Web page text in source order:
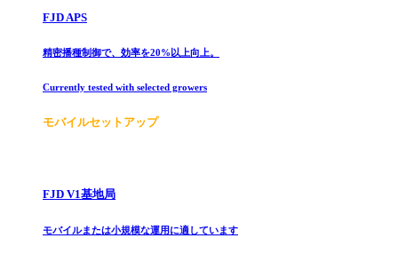
FJD APS
精密播種制御で、効率を20%以上向上。
Currently tested with selected growers
モバイルセットアップ
FJD V1基地局
モバイルまたは小規模な運用に適しています